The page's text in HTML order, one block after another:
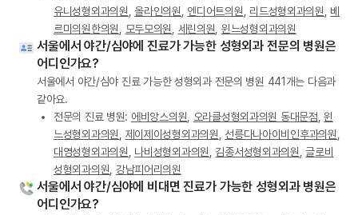
유니성형외과의원
올라인의원 엔디어트의원 리드성형외과의원
베
르미의원한의원
모두모의원 세린의원 윈느성형외과의원
서울에서 야간/심야에 진료가 가능한 성형외과 전문의 병원은
어디인가요?
서울에서 야간/심야 진료 가능한 성형외과 전문의 병원 441개는 다음과
같아요.
전문의 진료 병원: 에비앙스의원 오라클성형외과의원 동대문점 ,윈
느성형외과의원
제이제이성형외과의원 선릉다나아이비인후과의원
대영성형외과의원
나비성형외과의원 김종서성형외과의원
글로비
성형외과의원 강남피어리의원
서울에서 야간/심야에 비대면 진료가 가능한 성형외과 병원은
어디인가요?